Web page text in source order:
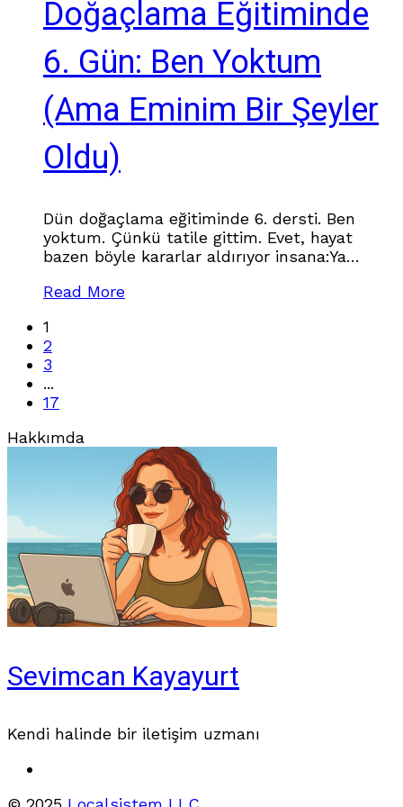
Doğaçlama Eğitiminde
6. Gün: Ben Yoktum
(Ama Eminim Bir Şeyler
Oldu)
Dün doğaçlama eğitiminde 6. dersti. Ben
yoktum. Çünkü tatile gittim. Evet, hayat
bazen böyle kararlar aldırıyor insana:Ya
uzaklaşmayı seçtim. Kaçırdığım Şeyler (Tam
yaptılar, ne oynadılar, kim neye dönüştü, kim
sahnede ne oldu…Hiçbir bilgi yok. Grup
sessiz.Kimse yazmamış.Kimse “efsane ders
oldu” dememiş. Bu daha
Read More
1
2
3
...
17
Hakkımda
Sevimcan Kayayurt
Kendi halinde bir iletişim uzmanı